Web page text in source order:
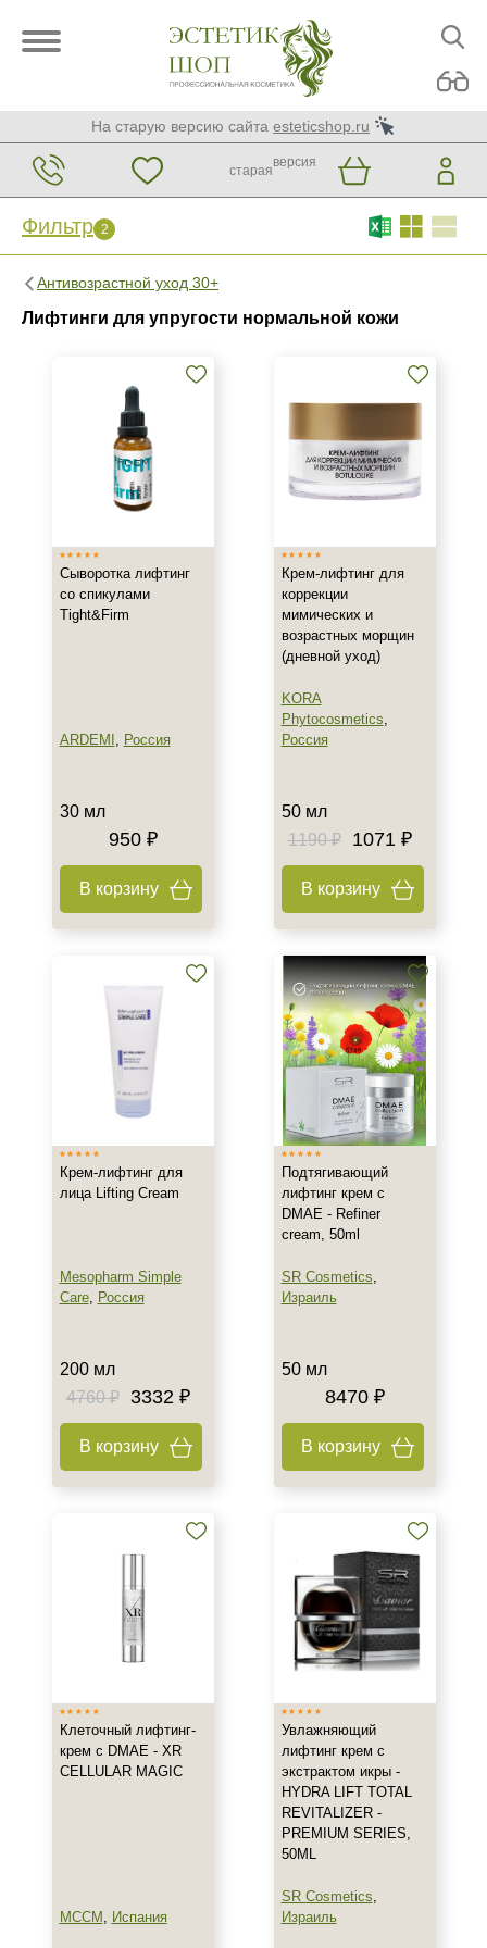
На старую версию сайта esteticshop.ru
старая
версия
Фильтр 2
Антивозрастной уход 30+
Лифтинги для упругости нормальной кожи
Фильтр 2 Сброс
Испания
Россия
Показать еще
Гель
Тип пилинга
Класс косметики
Профессиональная
Жирная
Зрелая
Любой возраст
Показать еще
Действие
Восстановление
Назначение против
Возрастные изменения
Показать еще
Применение
Сыворотка лифтинг
со спикулами
Tight&Firm
ARDEMI , Россия
30 мл
950 ₽
В корзину
Крем-лифтинг для
коррекции
мимических и
возрастных морщин
(дневной уход)
KORA
Phytocosmetics,
Россия
50 мл
1190 ₽
1071 ₽
В корзину
Крем-лифтинг для
лица Lifting Cream
Mesopharm Simple
Care, Россия
200 мл
4760 ₽
3332 ₽
В корзину
Подтягивающий
лифтинг крем с
DMAE - Refiner
cream, 50ml
SR Cosmetics,
Израиль
50 мл
8470 ₽
В корзину
Клеточный лифтинг-
крем с DMAE - XR
CELLULAR MAGIC
MCCM , Испания
Увлажняющий
лифтинг крем с
экстрактом икры -
HYDRA LIFT TOTAL
REVITALIZER -
PREMIUM SERIES,
50ML
SR Cosmetics,
Израиль